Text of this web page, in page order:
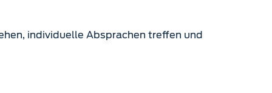
individuelle Absprachen treffen und